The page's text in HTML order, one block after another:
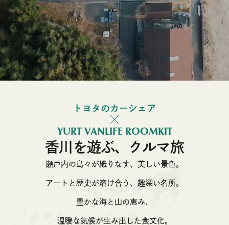
トヨタのカーシェア
YURT VANLIFE ROOMKIT
香川を遊ぶ、クルマ旅
瀬戸内の島々が織りなす、美しい景色。
アートと歴史が溶け合う、趣深い名所。
豊かな海と山の恵み、
温暖な気候が生み出した食文化。